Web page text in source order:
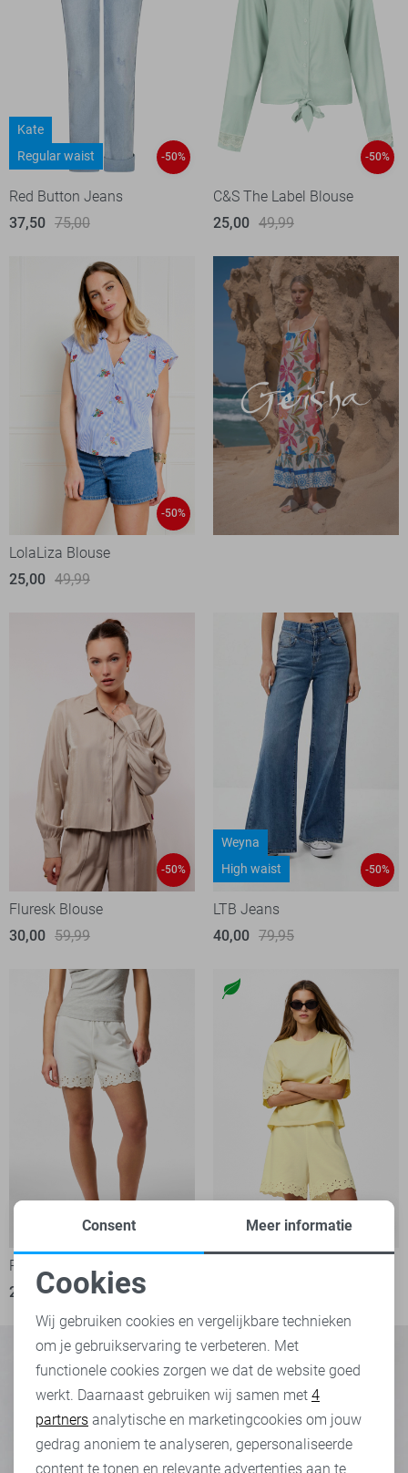
Kate
Regular waist
-50%
Red Button Jeans
37,50 75,00
-50%
C&S The Label Blouse
25,00 49,99
-50%
LolaLiza Blouse
25,00 49,99
-50%
Fluresk Blouse
30,00 59,99
Weyna
High waist
-50%
LTB Jeans
40,00 79,95
Pieces Korte broek
20,00
39,99
Noodzakelijke cookies
Personalisatie cookies
Analytische cookies
Marketing cookies
Consent Meer informatie
Cookies
Wij gebruiken cookies en vergelijkbare technieken
om je gebruikservaring te verbeteren. Met
functionele cookies zorgen we dat de website goed
werkt. Daarnaast gebruiken wij samen met 4
partners analytische en marketingcookies om jouw
gedrag anoniem te analyseren, gepersonaliseerde
content te tonen en relevante advertenties aan te